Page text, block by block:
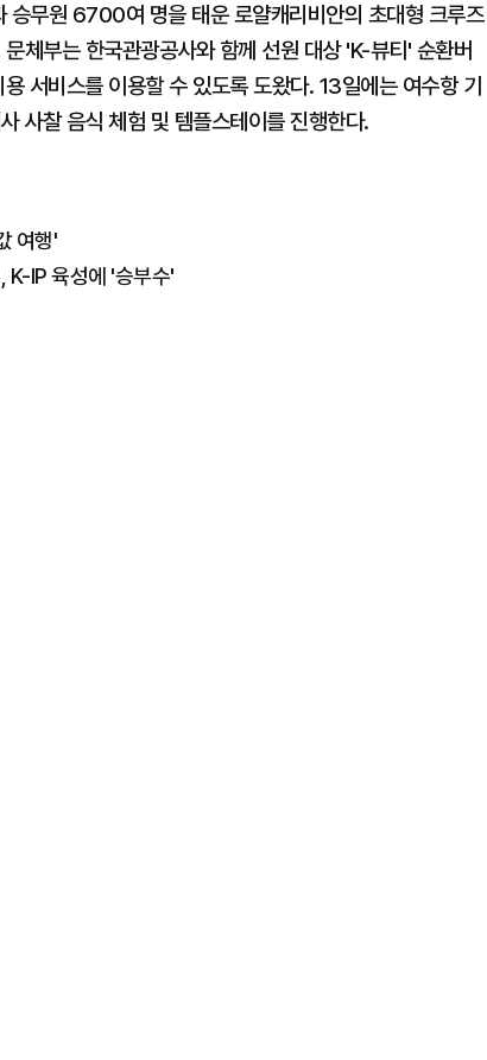
승무원 6700여 명을 태운 로얄캐리비안의 초대형 크루즈
체부는 한국관광공사와 함께 선원 대상 'K-뷰티' 순환버
서비스를 이용할 수 있도록 도왔다. 13일에는 여수항 기
사찰 음식 체험 및 템플스테이를 진행한다.
여행'
K-IP 육성에 '승부수'